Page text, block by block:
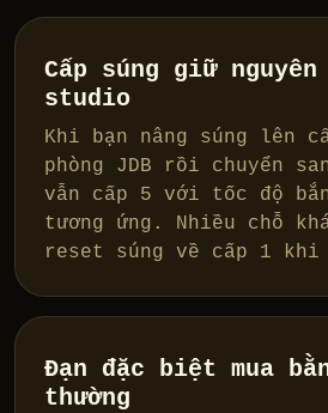
Cấp súng giữ
studio
Khi bạn nâng súng lên
phòng JDB rồi chuyển
vẫn cấp 5 với tốc độ
tương ứng. Nhiều chỗ
reset súng về cấp 1 khi
Đạn đặc biệt mua
thường